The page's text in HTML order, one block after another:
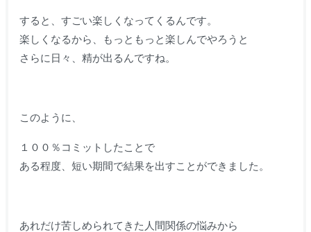
すると、すごい楽しくなってくるんです。
楽しくなるから、もっともっと楽しんでやろうと
さらに日々、精が出るんですね。
このように、
１００％コミットしたことで
ある程度、短い期間で結果を出すことができました。
あれだけ苦しめられてきた人間関係の悩みから